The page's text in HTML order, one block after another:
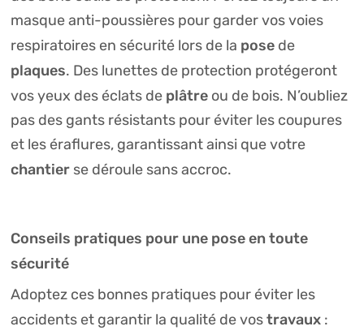
masque anti-poussières pour garder vos voies
respiratoires en sécurité lors de la posede
plaques. Des lunettes de protection protégeront
vos yeux des éclats de plâtreou de bois. N’oubliez
pas des gants résistants pour éviter les coupures
et les éraflures, garantissant ainsi que votre
chantierse déroule sans accroc.
Conseils pratiques pour une pose en toute
sécurité
Adoptez ces bonnes pratiques pour éviter les
accidents et garantir la qualité de vostravaux: